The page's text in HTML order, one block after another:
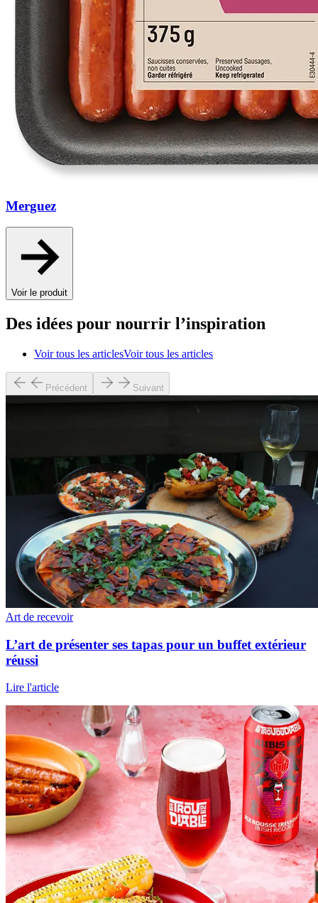
Merguez
Voir le produit
Des idées pour nourrir l’inspiration
Voir tous les articlesVoir tous les articles
Précédent Suivant
Art de recevoir
L’art de présenter ses tapas pour un buffet extérieur
réussi
Lire l'article